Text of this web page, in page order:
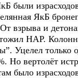
были
ЯкБ
взрыва и
НАР.
Уцелел
вертолёт
было